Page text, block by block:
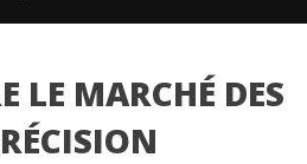
LE MARCHÉ DES